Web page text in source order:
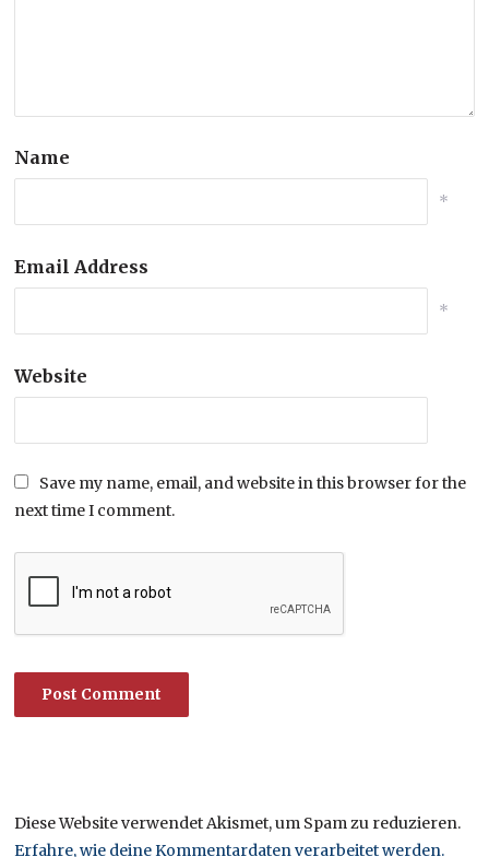
Name
*
Email Address
*
Website
Save my name, email, and website in this browser for the
next time I comment.
Diese Website verwendet Akismet, um Spam zu reduzieren.
Erfahre, wie deine Kommentardaten verarbeitet werden.